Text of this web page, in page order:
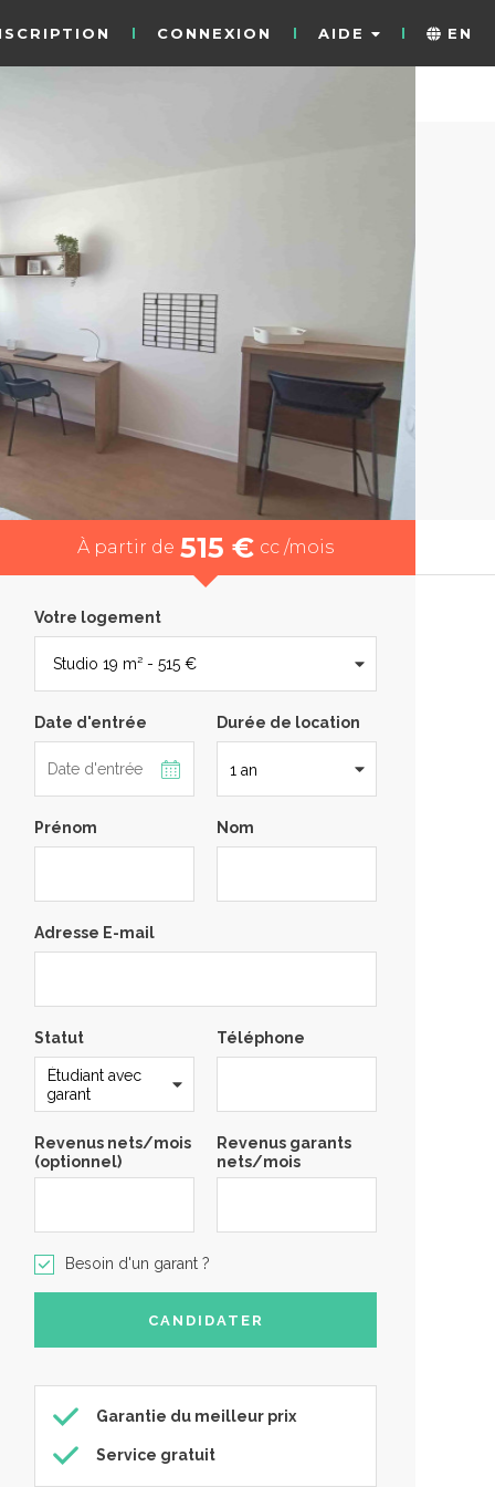
CONNEXION AIDE EN
4
À partir de 515 € cc /mois
Votre logement
Date d'entrée Durée de location
Prénom Nom
Adresse E-mail
Statut Téléphone
Revenus nets/mois
(optionnel)
Revenus garants
nets/mois
Besoin d'un garant ?
Garantie du meilleur prix
Service gratuit